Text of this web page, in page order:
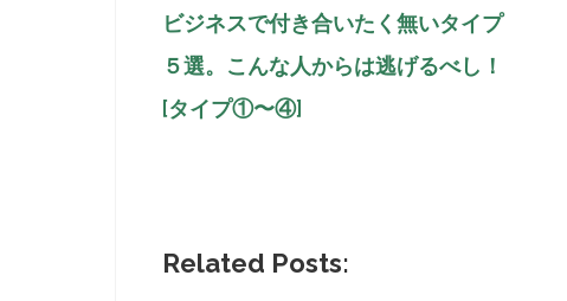
ビジネスで付き合いたく無いタイプ
５選。こんな人からは逃げるべし！
[タイプ①〜④]
Related Posts: